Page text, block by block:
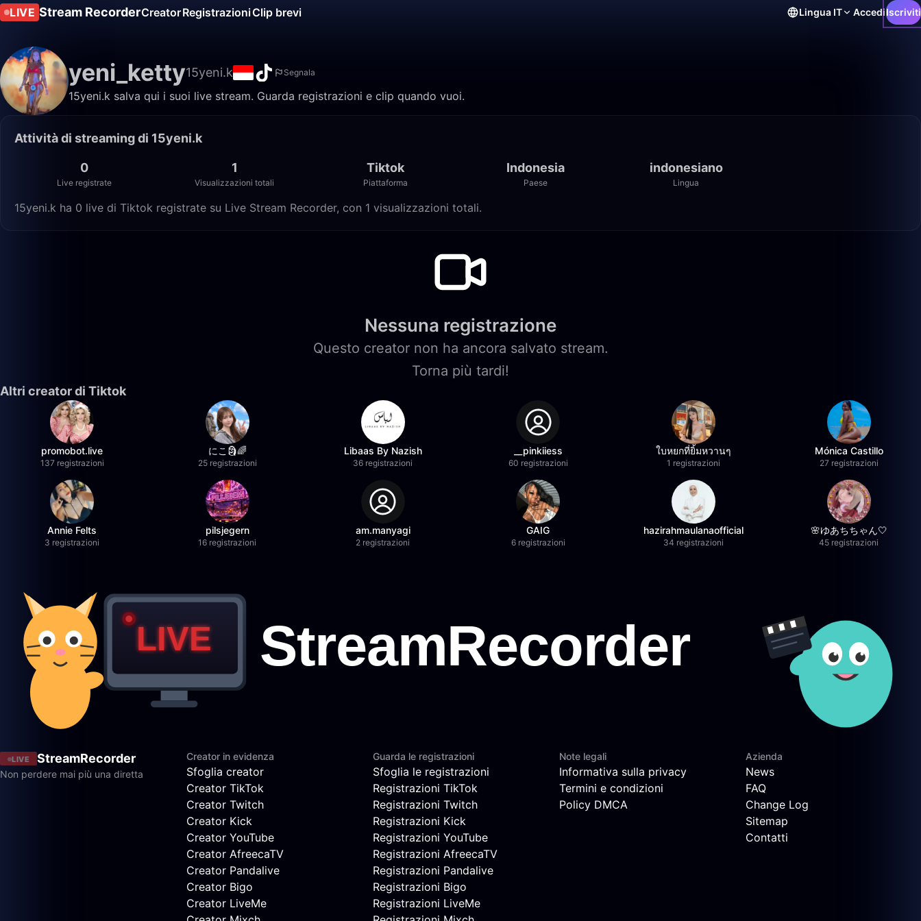
LIVE Stream RecorderCreatorRegistrazioniClip brevi Lingua IT AccediIscriviti
yeni_ketty15yeni.k Segnala
15yeni.k salva qui i suoi live stream. Guarda registrazioni e clip quando vuoi.
Attività di streaming di 15yeni.k
0
Live registrate
1
Visualizzazioni totali
Tiktok
Piattaforma
Indonesia
Paese
indonesiano
Lingua
15yeni.k ha 0 live di Tiktok registrate su Live Stream Recorder, con 1 visualizzazioni totali.
Nessuna registrazione
Questo creator non ha ancora salvato stream.
Torna più tardi!
Altri creator di Tiktok
promobot.live
137 registrazioni
にこ🗿🌈
25 registrazioni
Libaas By Nazish
36 registrazioni
__pinkiiess
60 registrazioni
ใบหยกที่ยิ้มหวานๆ
1 registrazioni
Mónica Castillo
27 registrazioni
Annie Felts
3 registrazioni
pilsjegern
16 registrazioni
am.manyagi
2 registrazioni
GAIG
6 registrazioni
hazirahmaulanaofficial
34 registrazioni
🌸ゆあちちゃん🤍
45 registrazioni
LIVE StreamRecorder
Non perdere mai più una diretta
Creator in evidenza
Sfoglia creator
Creator TikTok
Creator Twitch
Creator Kick
Creator YouTube
Creator AfreecaTV
Creator Pandalive
Creator Bigo
Creator LiveMe
Guarda le registrazioni
Sfoglia le registrazioni
Registrazioni TikTok
Registrazioni Twitch
Registrazioni Kick
Registrazioni YouTube
Registrazioni AfreecaTV
Registrazioni Pandalive
Registrazioni Bigo
Registrazioni LiveMe
Note legali
Informativa sulla privacy
Termini e condizioni
Policy DMCA
Azienda
News
FAQ
Change Log
Sitemap
Contatti